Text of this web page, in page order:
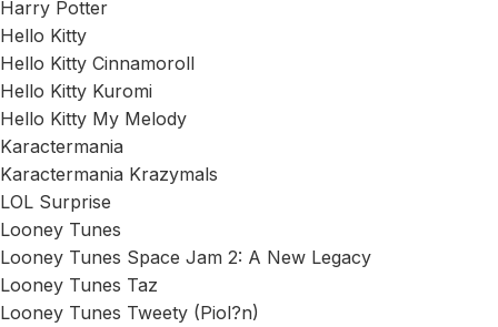
Harry Potter
Hello Kitty
Hello Kitty Cinnamoroll
Hello Kitty Kuromi
Hello Kitty My Melody
Karactermania
Karactermania Krazymals
LOL Surprise
Looney Tunes
Looney Tunes Space Jam 2: A New Legacy
Looney Tunes Taz
Looney Tunes Tweety (Piol?n)